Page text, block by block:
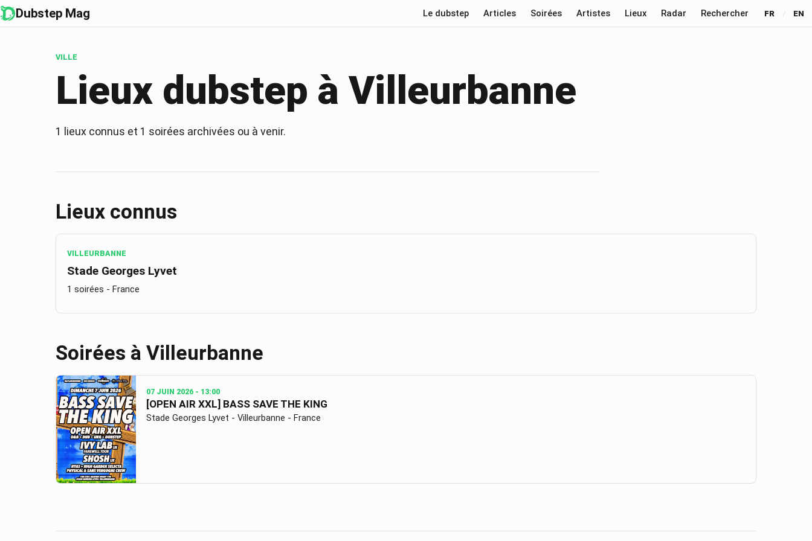
Dubstep Mag Le dubstep Articles Soirées Artistes Lieux Radar Rechercher FR / EN
VILLE
Lieux dubstep à Villeurbanne
1 lieux connus et 1 soirées archivées ou à venir.
Lieux connus
VILLEURBANNE
Stade Georges Lyvet
1 soirées - France
Soirées à Villeurbanne
07 JUIN 2026 - 13:00
[OPEN AIR XXL] BASS SAVE THE KING
Stade Georges Lyvet - Villeurbanne - France